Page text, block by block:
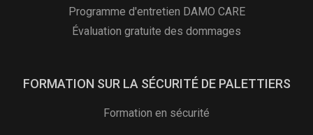
Programme d'entretien DAMO CARE
Évaluation gratuite des dommages
FORMATION SUR LA SÉCURITÉ DE PALETTIERS
Formation en sécurité